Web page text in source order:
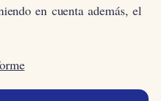
en cuenta además, el